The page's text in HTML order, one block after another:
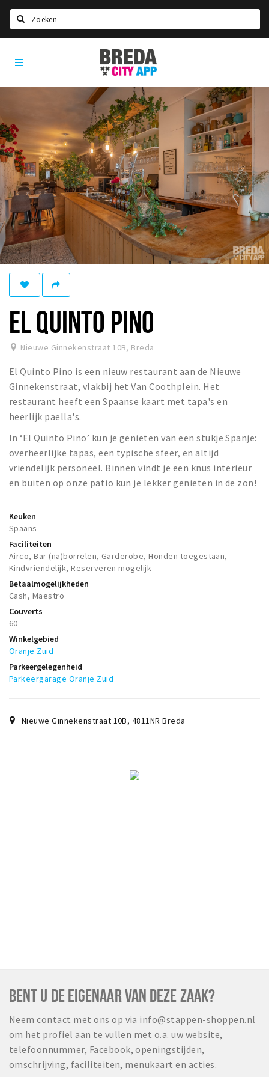
Home
Agenda
Party pics
Nieuws, interviews & blogs
Eten
Drinken
Slapen
Recreatief
Winkels
Winkelgebieden
Bezienswaardigheden
Uitjes & activiteiten
Toeristische routes
Natuurgebieden
Baroniepoorten
Sport
Privacy
Inloggen
Breda
City
App
EL QUINTO PINO
Nieuwe Ginnekenstraat 10B, Breda
El Quinto Pino is een nieuw restaurant aan de Nieuwe
Ginnekenstraat, vlakbij het Van Coothplein. Het
restaurant heeft een Spaanse kaart met tapa's en
heerlijk paella's.
In ‘El Quinto Pino’ kun je genieten van een stukje Spanje:
overheerlijke tapas, een typische sfeer, en altijd
vriendelijk personeel. Binnen vindt je een knus interieur
en buiten op onze patio kun je lekker genieten in de zon!
Keuken
Spaans
Faciliteiten
Airco, Bar (na)borrelen, Garderobe, Honden toegestaan,
Kindvriendelijk, Reserveren mogelijk
Betaalmogelijkheden
Cash, Maestro
Couverts
60
Winkelgebied
Oranje Zuid
Parkeergelegenheid
Parkeergarage Oranje Zuid
Nieuwe Ginnekenstraat 10B, 4811NR Breda
BENT U DE EIGENAAR VAN DEZE ZAAK?
Neem contact met ons op via info@stappen-shoppen.nl
om het profiel aan te vullen met o.a. uw website,
telefoonnummer, Facebook, openingstijden,
omschrijving, faciliteiten, menukaart en acties.